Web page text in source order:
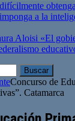
a la
Aloisi «El
Concurso de
Catamarca